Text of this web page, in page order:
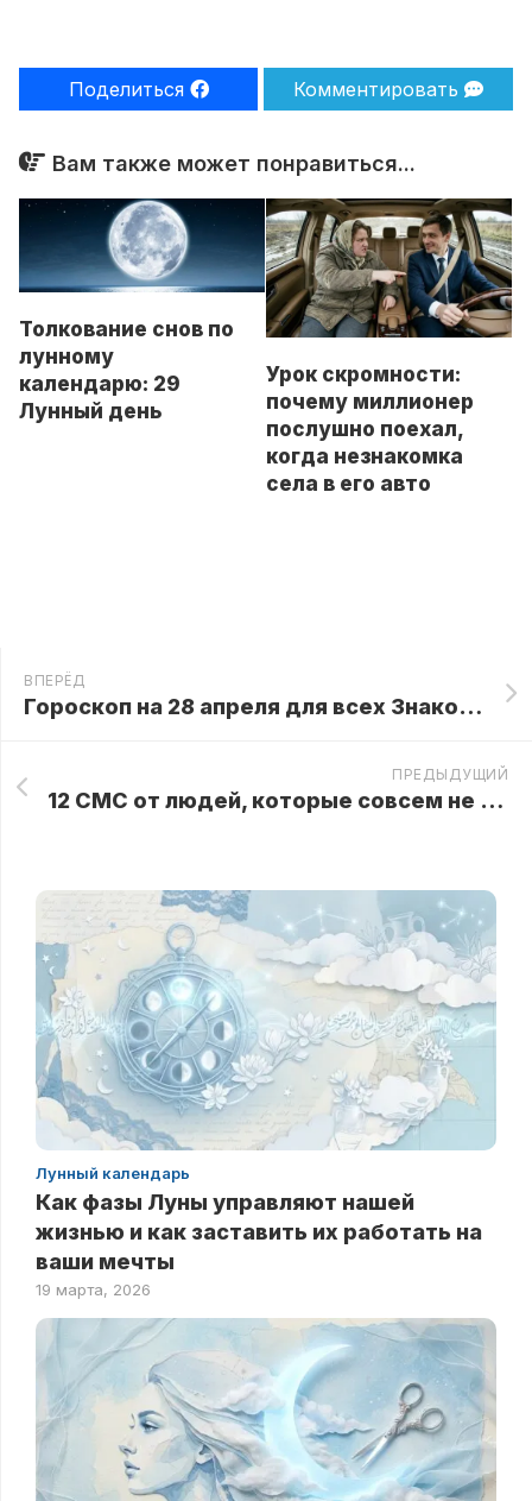
Поделиться Комментировать
Вам также может понравиться...
Толкование снов по
лунному
календарю: 29
Лунный день
Урок скромности:
почему миллионер
послушно поехал,
когда незнакомка
села в его авто
ВПЕРЁД
Гороскоп на 28 апреля для всех Знаков Зодиака
ПРЕДЫДУЩИЙ
12 СМС от людей, которые совсем не настроены на флирт
Лунный календарь
Как фазы Луны управляют нашей
жизнью и как заставить их работать на
ваши мечты
19 марта, 2026